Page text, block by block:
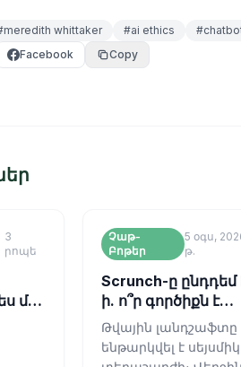
meredith whittaker #ai ethics #
Facebook Copy
3
րոպե
մի
Չաթ-
Բոթեր
5 օգս,
թ.
Scrunch-ը ընդդեմ
ի. ո՞ր գործիքն է
ձեր AEO
Թվային լանդշաֆտը
ենթարկվել է սեյսմիկ